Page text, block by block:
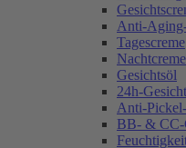
Anti-
Tagescreme
Nachtcreme
Gesichtsöl
24h-
Anti-
BB- & CC-